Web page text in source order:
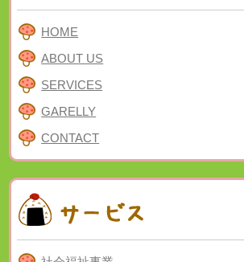
HOME
ABOUT US
SERVICES
GARELLY
CONTACT